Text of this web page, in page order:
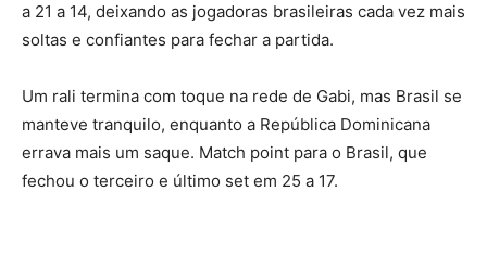
a 21 a 14, deixando as jogadoras brasileiras cada vez mais
soltas e confiantes para fechar a partida.
Um rali termina com toque na rede de Gabi, mas Brasil se
manteve tranquilo, enquanto a República Dominicana
errava mais um saque. Match point para o Brasil, que
fechou o terceiro e último set em 25 a 17.